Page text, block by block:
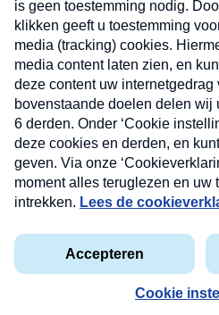
Privacyverklaring
Kwetsbaarheid melden
Copyright © 2026 MAX Vandaag -
Nieuwsbrief
Neem hier een gratis
nieuwsbrief. Elke vrijdag- en